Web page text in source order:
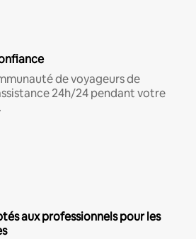
de voyageurs de
24h/24 pendant votre
aux professionnels pour les